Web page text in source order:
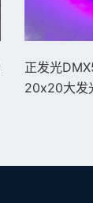
正发光
20x20大发